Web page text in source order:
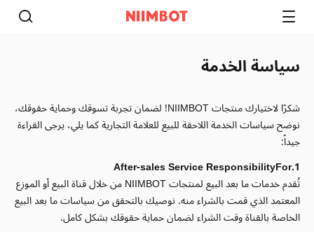
سياسة الخدمة
شكرًا لاختيارك منتجات NIIMBOT! لضمان تجربة تسوقك وحماية حقوقك،
نوضح سياسات الخدمة اللاحقة للبيع للعلامة التجارية كما يلي، يرجى القراءة
جيداً:
1.After-sales Service ResponsibilityFor
تُقدم خدمات ما بعد البيع لمنتجات NIIMBOT من خلال قناة البيع أو الموزع
المعتمد الذي قمت بالشراء منه. نوصيك بالتحقق من سياسات ما بعد البيع
الخاصة بالقناة وقت الشراء لضمان حماية حقوقك بشكل كامل.